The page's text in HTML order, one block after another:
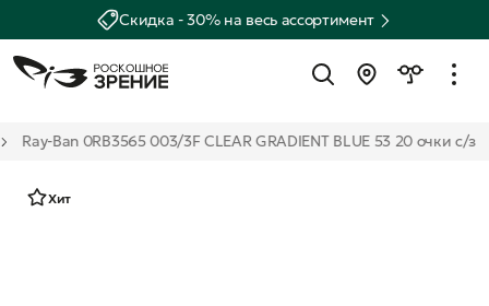
Скидка - 30% на весь ассортимент
Ray-Ban 0RB3565 003/3F CLEAR GRADIENT BLUE 53 20 очки с/з
Хит